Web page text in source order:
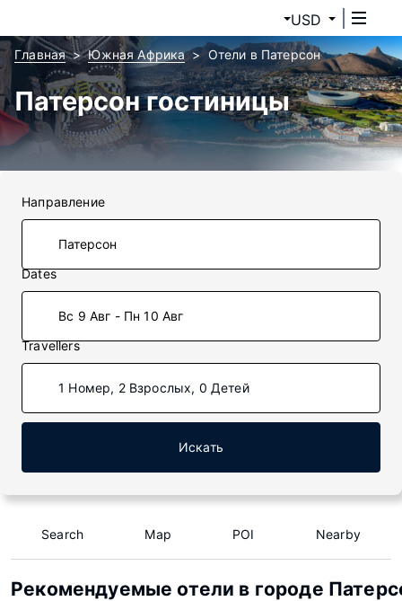
USD
Главная Южная Африка Отели в Патерсон
Патерсон гостиницы
Направление
Dates
Вс 9 Авг - Пн 10 Авг
Travellers
1 Номер, 2 Взрослых, 0 Детей
Искать
Search Map POI Nearby
Рекомендуемые отели в городе